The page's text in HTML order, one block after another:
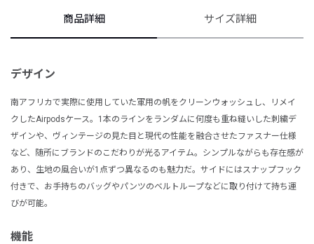
商品詳細 サイズ詳細
デザイン
南アフリカで実際に使用していた軍用の帆をクリーンウォッシュし、リメイ
クしたAirpodsケース。1本のラインをランダムに何度も重ね縫いした刺繍デ
ザインや、ヴィンテージの見た目と現代の性能を融合させたファスナー仕様
など、随所にブランドのこだわりが光るアイテム。シンプルながらも存在感が
あり、生地の風合いが1点ずつ異なるのも魅力だ。サイドにはスナップフック
付きで、お手持ちのバッグやパンツのベルトループなどに取り付けて持ち運
びが可能。
機能